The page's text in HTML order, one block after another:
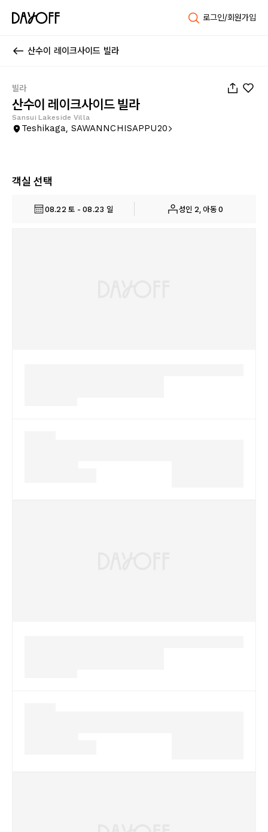
로그인/회원가입
산수이 레이크사이드 빌라
빌라
산수이 레이크사이드 빌라
Sansui Lakeside Villa
Teshikaga, SAWANNCHISAPPU20
객실 선택
08.22 토 - 08.23 일 성인 2, 아동 0